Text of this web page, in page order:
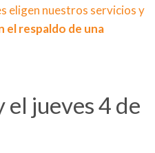
eligen nuestros servicios y
el respaldo de una
jueves 4 de